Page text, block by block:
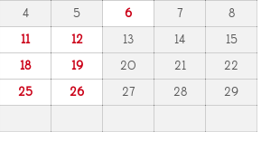
4 5 6 7
8
11 12 13 14
15
18 19 20 21
22
25 26 27 28
29